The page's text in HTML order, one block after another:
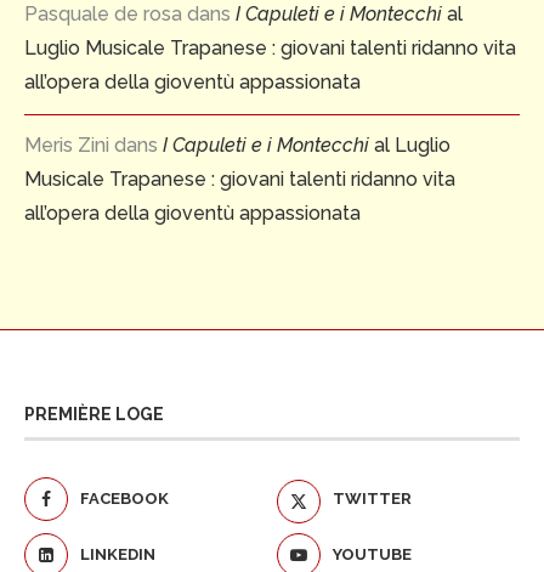
Pasquale de rosa dans I Capuleti e i Montecchi al
Luglio Musicale Trapanese : giovani talenti ridanno vita
all’opera della gioventù appassionata
Meris Zini dans I Capuleti e i Montecchi al Luglio
Musicale Trapanese : giovani talenti ridanno vita
all’opera della gioventù appassionata
PREMIÈRE LOGE
FACEBOOK TWITTER
LINKEDIN YOUTUBE